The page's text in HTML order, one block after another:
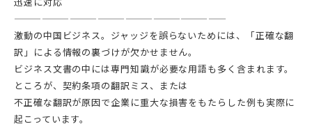
———————————————————————
激動の中国ビジネス。ジャッジを誤らないためには、「正確な翻
訳」による情報の裏づけが欠かせません。
ビジネス文書の中には専門知識が必要な用語も多く含まれます。
ところが、契約条項の翻訳ミス、または
不正確な翻訳が原因で企業に重大な損害をもたらした例も実際に
起こっています。